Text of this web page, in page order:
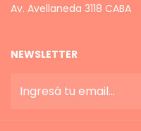
Av. Avellaneda 3118 CABA
NEWSLETTER